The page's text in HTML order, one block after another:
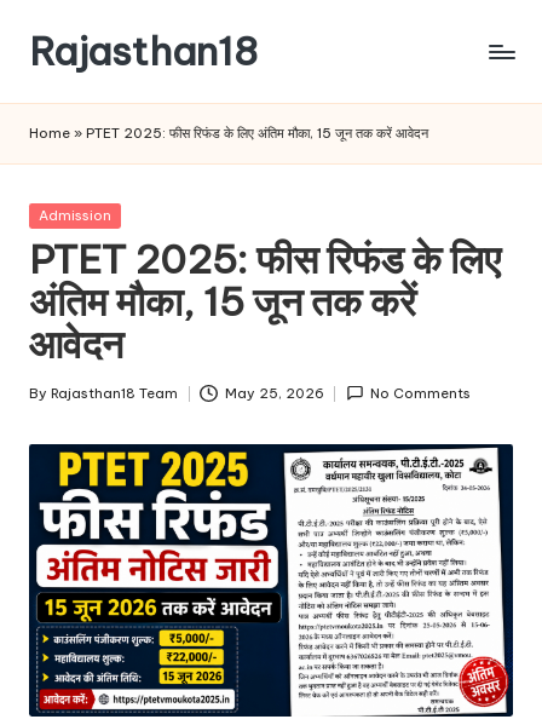
content
Rajasthan18
is
most
watched
and
the
most
credible
respected
news
in
India.
Home » PTET 2025: फीस रिफंड के लिए अंतिम मौका, 15 जून तक करें आवेदन
Posted
Admission
PTET 2025: फीस रिफंड के लिए
अंतिम मौका, 15 जून तक करें
आवेदन
Posted
By Rajasthan18 Team May 25, 2026 No Comments